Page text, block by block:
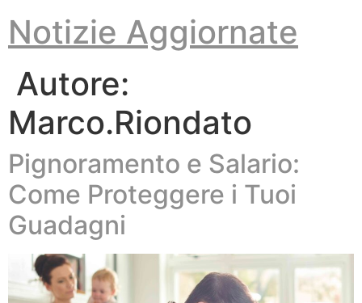
contenuto
Notizie Aggiornate
Autore:
Marco.Riondato
Pignoramento e Salario:
Come Proteggere i Tuoi
Guadagni